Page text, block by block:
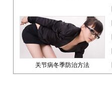
关节病冬季防治方法